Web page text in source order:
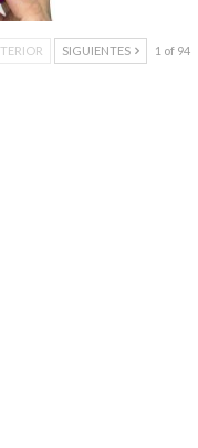
SIGUIENTES 1 of 94